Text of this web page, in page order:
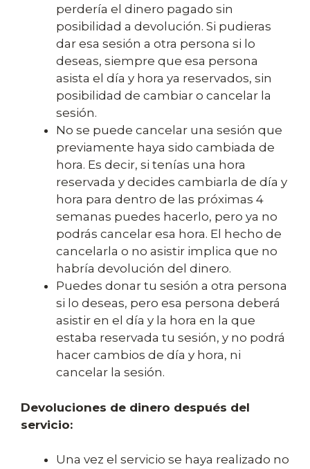
perdería el dinero pagado sin
posibilidad a devolución. Si pudieras
dar esa sesión a otra persona si lo
deseas, siempre que esa persona
asista el día y hora ya reservados, sin
posibilidad de cambiar o cancelar la
sesión.
No se puede cancelar una sesión que
previamente haya sido cambiada de
hora. Es decir, si tenías una hora
reservada y decides cambiarla de día y
hora para dentro de las próximas 4
semanas puedes hacerlo, pero ya no
podrás cancelar esa hora. El hecho de
cancelarla o no asistir implica que no
habría devolución del dinero.
Puedes donar tu sesión a otra persona
si lo deseas, pero esa persona deberá
asistir en el día y la hora en la que
estaba reservada tu sesión, y no podrá
hacer cambios de día y hora, ni
cancelar la sesión.
Devoluciones de dinero después del
servicio:
Una vez el servicio se haya realizado no